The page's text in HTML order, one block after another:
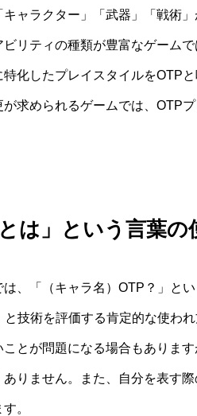
ャラクター」「武器」「戦術
リティの種類が豊富なゲーム
化したプレイスタイルをOTP
が求められるゲームでは、OTP
とは」という言葉
は、「（キャラ名）OTP？」と
技術を評価する肯定的な使わ
ことが問題になる場合もありま
りません。また、自分を表す
。